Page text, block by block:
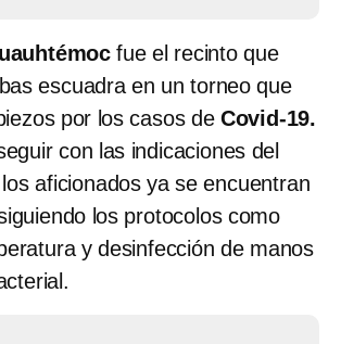
fue el recinto que
escuadra en un torneo que
por los casos deCovid-19.
con las indicaciones del
aficionados ya se encuentran
los protocolos como
y desinfección de manos